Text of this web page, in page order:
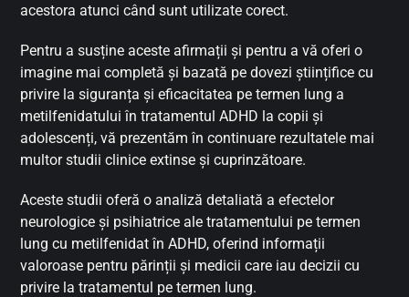
acestora atunci când sunt utilizate corect.
Pentru a susține aceste afirmații și pentru a vă oferi o
imagine mai completă și bazată pe dovezi științifice cu
privire la siguranța și eficacitatea pe termen lung a
metilfenidatului în tratamentul ADHD la copii și
adolescenți, vă prezentăm în continuare rezultatele mai
multor studii clinice extinse și cuprinzătoare.
Aceste studii oferă o analiză detaliată a efectelor
neurologice și psihiatrice ale tratamentului pe termen
lung cu metilfenidat în ADHD, oferind informații
valoroase pentru părinții și medicii care iau decizii cu
privire la tratamentul pe termen lung.